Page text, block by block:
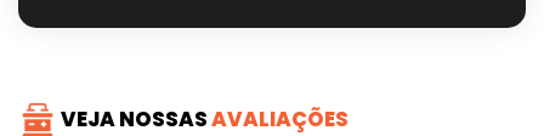
VEJA NOSSASAVALIAÇÕES